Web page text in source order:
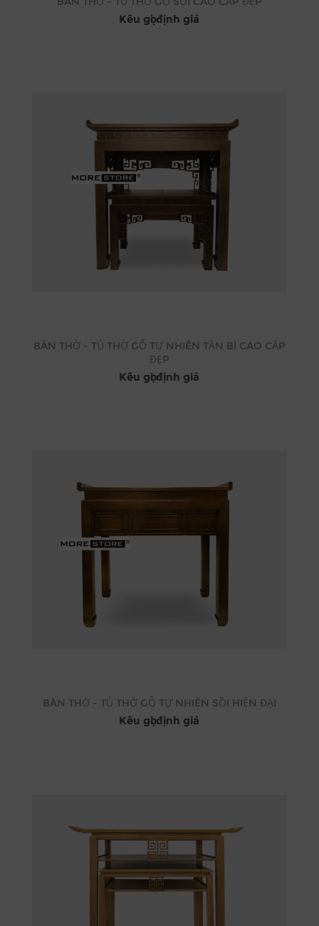
Kêu gọi định giá
BÀN THỜ - TỦ THỜ GỖ TỰ NHIÊN TẦN BÌ CAO CẤP
ĐẸP
Kêu gọi định giá
BÀN THỜ - TỦ THỜ GỖ TỰ NHIÊN SỒI HIỆN ĐẠI
Kêu gọi định giá